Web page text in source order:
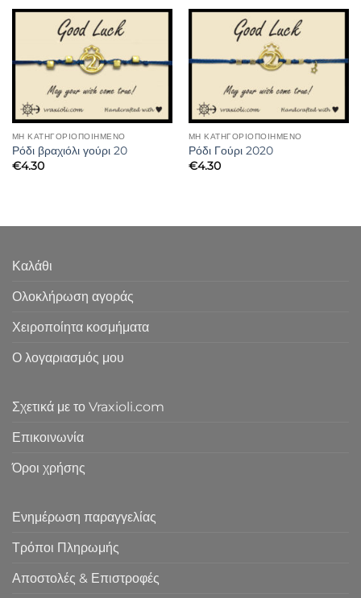
ΜΗ ΚΑΤΗΓΟΡΙΟΠΟΙΗΜΈΝΟ
Ρόδι βραχιόλι γούρι 20
€4.30
ΜΗ ΚΑΤΗΓΟΡΙΟΠΟΙΗΜΈΝΟ
Ρόδι Γούρι 2020
€4.30
Καλάθι
Ολοκλήρωση αγοράς
Χειροποίητα κοσμήματα
Ο λογαριασμός μου
Σχετικά με το Vraxioli.com
Επικοινωνία
Όροι χρήσης
Ενημέρωση παραγγελίας
Τρόποι Πληρωμής
Αποστολές & Επιστροφές